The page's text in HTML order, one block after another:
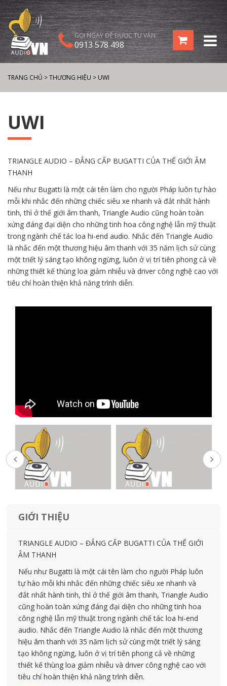
GỌI NGAY ĐỂ ĐƯỢC TƯ VẤN
0913 578 498
TRANG CHỦ >THƯƠNG HIỆU > UWI
UWI
TRIANGLE AUDIO – ĐẲNG CẤP BUGATTI CỦA THẾ GIỚI ÂM
THANH
Nếu như Bugatti là một cái tên làm cho người Pháp luôn tự hào
mỗi khi nhắc đến những chiếc siêu xe nhanh và đắt nhất hành
tinh, thì ở thế giới âm thanh, Triangle Audio cũng hoàn toàn
xứng đáng đại diện cho những tinh hoa công nghệ lẫn mỹ thuật
trong ngành chế tác loa hi-end audio. Nhắc đến Triangle Audio
là nhắc đến một thương hiệu âm thanh với 35 năm lịch sử cùng
một triết lý sáng tạo không ngừng, luôn ở vị trí tiên phong cả về
những thiết kế thùng loa giảm nhiễu và driver công nghệ cao với
tiêu chí hoàn thiện khả năng trình diễn.
GIỚI THIỆU
TRIANGLE AUDIO – ĐẲNG CẤP BUGATTI CỦA THẾ GIỚI
ÂM THANH
Nếu như Bugatti là một cái tên làm cho người Pháp luôn
tự hào mỗi khi nhắc đến những chiếc siêu xe nhanh và
đắt nhất hành tinh, thì ở thế giới âm thanh, Triangle Audio
cũng hoàn toàn xứng đáng đại diện cho những tinh hoa
công nghệ lẫn mỹ thuật trong ngành chế tác loa hi-end
audio. Nhắc đến Triangle Audio là nhắc đến một thương
hiệu âm thanh với 35 năm lịch sử cùng một triết lý sáng
tạo không ngừng, luôn ở vị trí tiên phong cả về những
thiết kế thùng loa giảm nhiễu và driver công nghệ cao với
tiêu chí hoàn thiện khả năng trình diễn.